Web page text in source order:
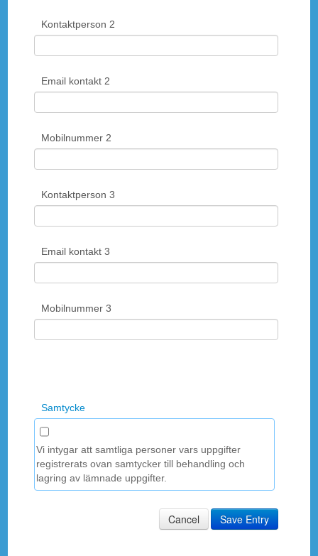
Kontaktperson 2
Email kontakt 2
Mobilnummer 2
Kontaktperson 3
Email kontakt 3
Mobilnummer 3
Samtycke
Vi intygar att samtliga personer vars uppgifter
registrerats ovan samtycker till behandling och
lagring av lämnade uppgifter.
Cancel Save Entry